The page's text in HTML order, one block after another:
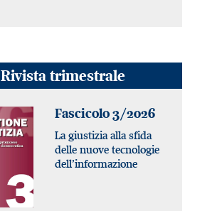
Rivista trimestrale
Fascicolo 3/2026
La giustizia alla sfida
delle nuove tecnologie
dell’informazione